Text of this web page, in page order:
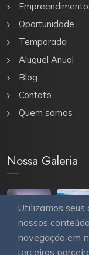
Utilizamos seus
nossos
navegação em
terceiros
Oportunidade
Temporada
Aluguel Anual
Blog
Contato
Quem somos
Nossa Galeria